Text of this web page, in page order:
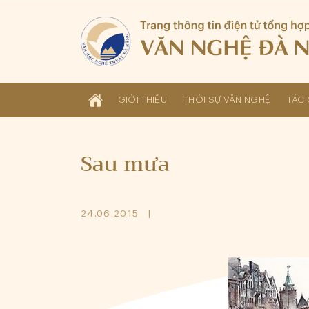
GIỚI THIỆU THỜI SỰ VĂN NGHỆ TÁC
Sau mưa
24.06.2015